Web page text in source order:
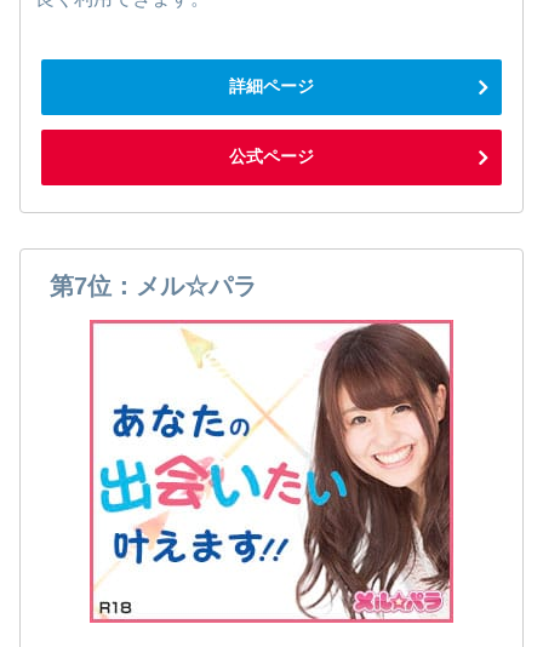
詳細ページ
公式ページ
第7位：メル☆パラ